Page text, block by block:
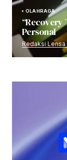
OLAHRAGA
“Recovery
Personal
Redaksi